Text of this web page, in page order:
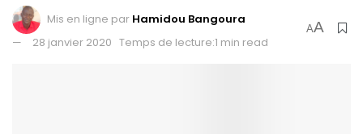
Mis en ligne par Hamidou Bangoura
28 janvier 2020 Temps de lecture:1 min read
AA